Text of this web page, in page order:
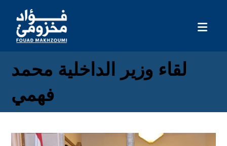
لقاء وزير الداخلية محمد
فهمي